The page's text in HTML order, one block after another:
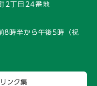
2丁目24番地
8時半から午後5時 （祝
リンク集